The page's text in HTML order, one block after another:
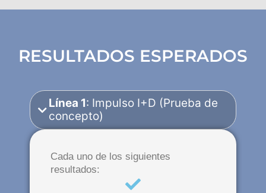
RESULTADOS ESPERADOS
Línea 1: Impulso I+D (Prueba de
concepto)
Cada uno de los siguientes
resultados: